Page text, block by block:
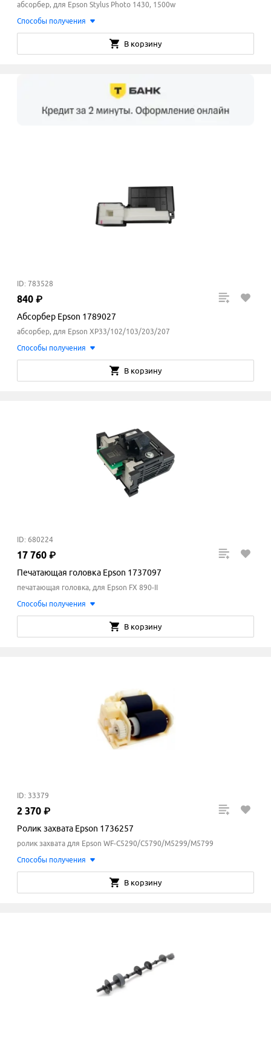
абсорбер, для Epson Stylus Photo 1430, 1500w
Способы получения
В корзину
ID: 783528
840 ₽
Абсорбер Epson 1789027
абсорбер, для Epson XP33/102/103/203/207
Способы получения
В корзину
ID: 680224
17 760 ₽
Печатающая головка Epson 1737097
печатающая головка, для Epson FX 890-II
Способы получения
В корзину
ID: 33379
2 370 ₽
Ролик захвата Epson 1736257
ролик захвата для Epson WF-C5290/C5790/M5299/M5799
Способы получения
В корзину